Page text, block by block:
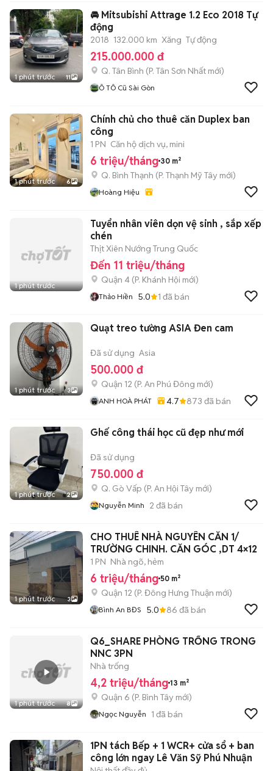
1 phút trước 11
🚘 Mitsubishi Attrage 1.2 Eco 2018 Tự
động
2018 132.000 km Xăng Tự động
215.000.000 đ
Q. Tân Bình (P. Tân Sơn Nhất mới)
Ô TÔ Cũ Sài Gòn
1 phút trước 6
Chính chủ cho thuê căn Duplex ban
công
1 PN Căn hộ dịch vụ, mini
6 triệu/tháng 30 m²
Q. Bình Thạnh (P. Thạnh Mỹ Tây mới)
Hoàng Hiệu
1 phút trước
Tuyển nhân viên dọn vệ sinh , sắp xếp
chén
Thịt Xiên Nướng Trung Quốc
Đến 11 triệu/tháng
Quận 4 (P. Khánh Hội mới)
Thảo Hiền 5.0 1 đã bán
1 phút trước 3
Quạt treo tường ASIA Đen cam
Đã sử dụng Asia
500.000 đ
Quận 12 (P. An Phú Đông mới)
ANH HOÀ PHÁT 4.7 873 đã bán
1 phút trước 2
Ghế công thái học cũ đẹp như mới
Đã sử dụng
750.000 đ
Q. Gò Vấp (P. An Hội Tây mới)
Nguyễn Minh 2 đã bán
1 phút trước 3
CHO THUÊ NHÀ NGUYÊN CĂN 1/
TRƯỜNG CHINH. CĂN GÓC ,DT 4×12
1 PN Nhà ngõ, hẻm
6 triệu/tháng 50 m²
Quận 12 (P. Đông Hưng Thuận mới)
Bình An BĐS 5.0 86 đã bán
1 phút trước 8
Q6_SHARE PHÒNG TRỐNG TRONG
NNC 3PN
Nhà trống
4,2 triệu/tháng 13 m²
Quận 6 (P. Bình Tây mới)
Ngọc Nguyễn 1 đã bán
1PN tách Bếp + 1 WCR+ cửa sổ + ban
công lớn ngay Lê Văn Sỹ Phú Nhuận